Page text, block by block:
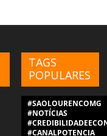
TAGS
POPULARES
#SAOLOURENCOMG
#NOTÍCIAS
#CANALPOTENCIA